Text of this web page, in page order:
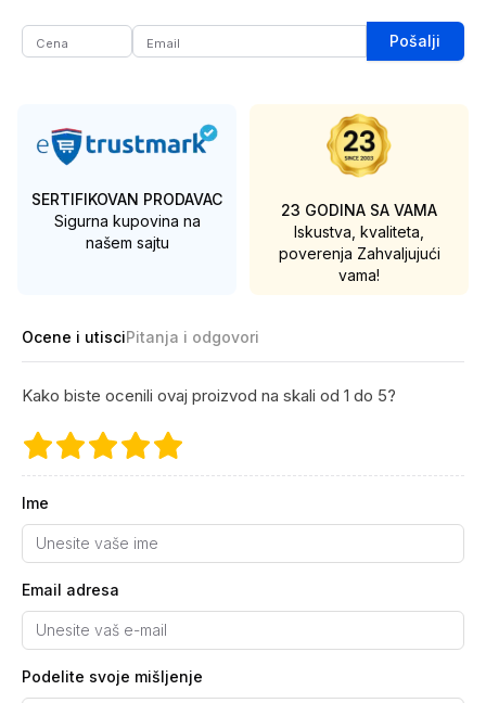
Pošalji
SERTIFIKOVAN PRODAVAC
Sigurna kupovina na
našem sajtu
23 GODINA SA VAMA
Iskustva, kvaliteta,
poverenja Zahvaljujući
vama!
Ocene i utisciPitanja i odgovori
Kako biste ocenili ovaj proizvod na skali od 1 do 5?
Ime
Email adresa
Podelite svoje mišljenje